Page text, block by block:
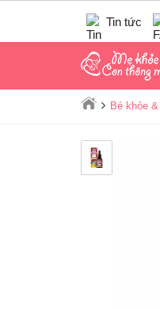
Tin tức
Bé khỏe